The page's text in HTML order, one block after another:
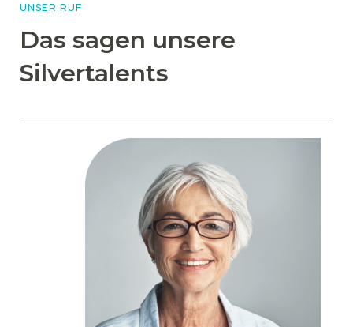
UNSER RUF
Das sagen unsere
Silvertalents